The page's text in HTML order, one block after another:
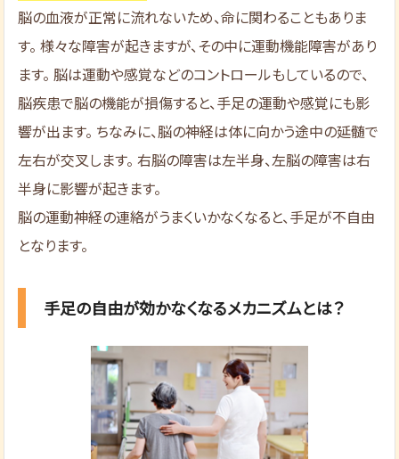
脳の血液が正常に流れないため、命に関わることもありま
す。 様々な障害が起きますが、その中に運動機能障害があり
ます。 脳は運動や感覚などのコントロールもしているので、
脳疾患で脳の機能が損傷すると、手足の運動や感覚にも影
響が出ます。 ちなみに、脳の神経は体に向かう途中の延髄で
左右が交叉します。 右脳の障害は左半身、左脳の障害は右
半身に影響が起きます。
脳の運動神経の連絡がうまくいかなくなると、手足が不自由
となります。
手足の自由が効かなくなるメカニズムとは？